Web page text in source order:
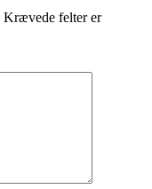
Krævede felter er